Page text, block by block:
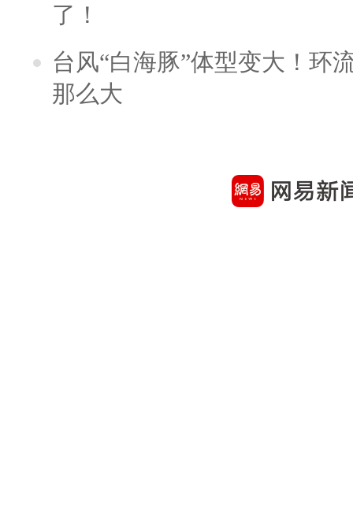
了！
台风“白海豚”体型变大！环
那么大